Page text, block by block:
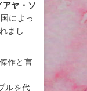
アヤ・ソ
によっ
まし
作と言
ルを代